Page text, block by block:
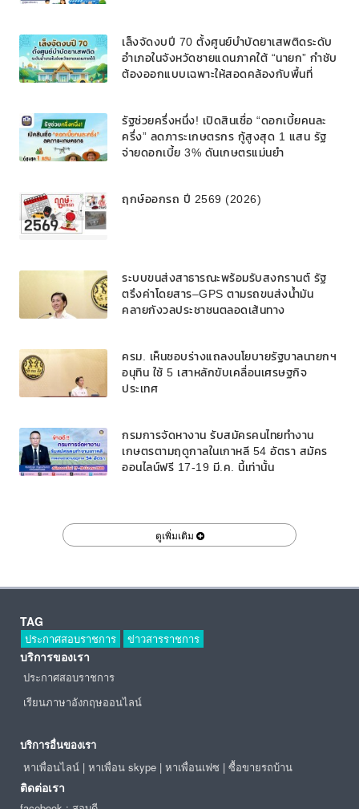
เล็งจัดงบปี 70 ตั้งศูนย์บำบัดยาเสพติดระดับ
อำเภอในจังหวัดชายแดนภาคใต้ “นายก” กำชับ
ต้องออกแบบเฉพาะให้สอดคล้องกับพื้นที่
รัฐช่วยครึ่งหนึ่ง! เปิดสินเชื่อ “ดอกเบี้ยคนละ
ครึ่ง” ลดภาระเกษตรกร กู้สูงสุด 1 แสน รัฐ
จ่ายดอกเบี้ย 3% ดันเกษตรแม่นยำ
ฤกษ์ออกรถ ปี 2569 (2026)
ระบบขนส่งสาธารณะพร้อมรับสงกรานต์ รัฐ
ตรึงค่าโดยสาร–GPS ตามรถขนส่งน้ำมัน
คลายกังวลประชาชนตลอดเส้นทาง
ครม. เห็นชอบร่างแถลงนโยบายรัฐบาลนายกฯ
อนุทิน ใช้ 5 เสาหลักขับเคลื่อนเศรษฐกิจ
ประเทศ
กรมการจัดหางาน รับสมัครคนไทยทำงาน
เกษตรตามฤดูกาลในเกาหลี 54 อัตรา สมัคร
ออนไลน์ฟรี 17-19 มี.ค. นี้เท่านั้น
ดูเพิ่มเติม
TAG
ประกาศสอบราชการ ข่าวสารราชการ
บริการของเรา
ประกาศสอบราชการ
เรียนภาษาอังกฤษออนไลน์
บริการอื่นของเรา
หาเพื่อนไลน์ | หาเพื่อน skype | หาเพื่อนเฟซ | ซื้อขายรถบ้าน
ติดต่อเรา